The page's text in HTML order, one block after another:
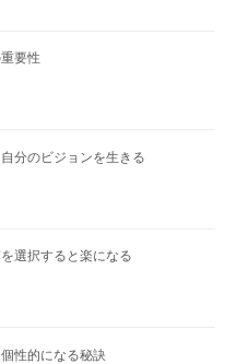
要性
分のビジョンを生きる
選択すると楽になる
性的になる秘訣